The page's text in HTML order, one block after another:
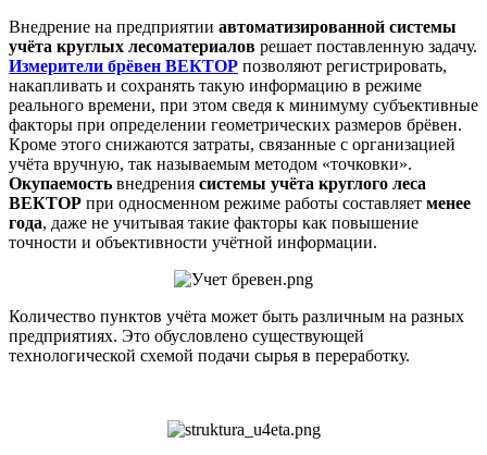
Внедрение на предприятии автоматизированной системы
учёта круглых лесоматериалов решает поставленную задачу.
Измерители брёвен ВЕКТОР позволяют регистрировать,
накапливать и сохранять такую информацию в режиме
реального времени, при этом сведя к минимуму субъективные
факторы при определении геометрических размеров брёвен.
Кроме этого снижаются затраты, связанные с организацией
учёта вручную, так называемым методом «точковки».
Окупаемость внедрения системы учёта круглого леса
ВЕКТОР при односменном режиме работы составляет менее
года, даже не учитывая такие факторы как повышение
точности и объективности учётной информации.
Количество пунктов учёта может быть различным на разных
предприятиях. Это обусловлено существующей
технологической схемой подачи сырья в переработку.